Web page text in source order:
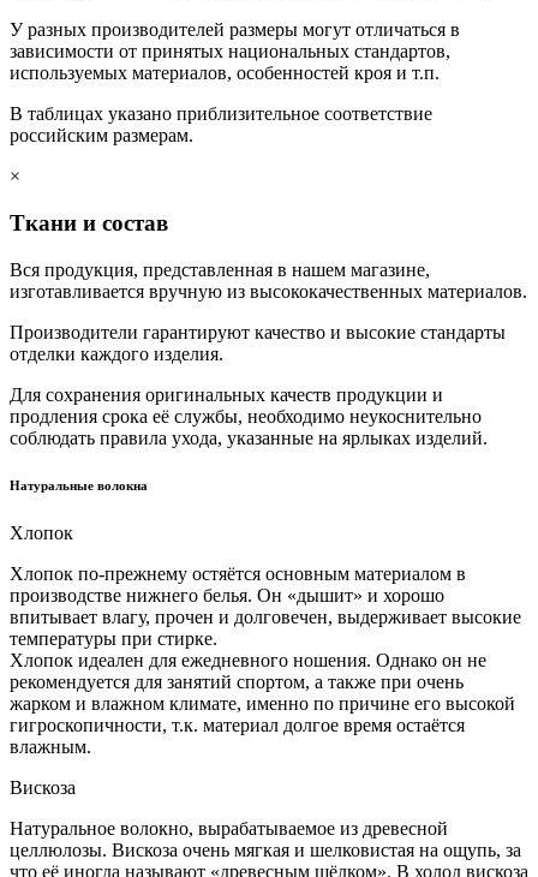
У разных производителей размеры могут отличаться в
зависимости от принятых национальных стандартов,
используемых материалов, особенностей кроя и т.п.
В таблицах указано приблизительное соответствие
российским размерам.
×
Ткани и состав
Вся продукция, представленная в нашем магазине,
изготавливается вручную из высококачественных материалов.
Производители гарантируют качество и высокие стандарты
отделки каждого изделия.
Для сохранения оригинальных качеств продукции и
продления срока её службы, необходимо неукоснительно
соблюдать правила ухода, указанные на ярлыках изделий.
Натуральные волокна
Хлопок
Хлопок по-прежнему остяётся основным материалом в
производстве нижнего белья. Он «дышит» и хорошо
впитывает влагу, прочен и долговечен, выдерживает высокие
температуры при стирке.
Хлопок идеален для ежедневного ношения. Однако он не
рекомендуется для занятий спортом, а также при очень
жарком и влажном климате, именно по причине его высокой
гигроскопичности, т.к. материал долгое время остаётся
влажным.
Вискоза
Натуральное волокно, вырабатываемое из древесной
целлюлозы. Вискоза очень мягкая и шелковистая на ощупь, за
что её иногда называют «древесным шёлком». В холод вискоза